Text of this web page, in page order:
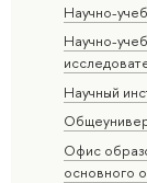
Научно-
Научно-
Научный
Офис
основного